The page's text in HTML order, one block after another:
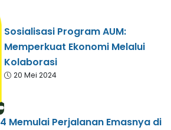
Sosialisasi Program AUM:
Memperkuat Ekonomi Melalui
Kolaborasi
20 Mei 2024
Memulai Perjalanan Emasnya di